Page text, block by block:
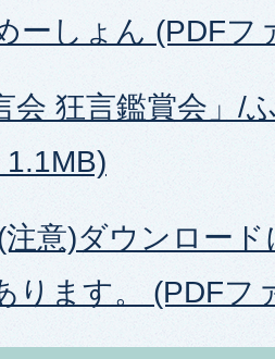
ーしょん (PDFフ
会 狂言鑑賞会」/
意)ダウンロー
ります。 (PDFフ